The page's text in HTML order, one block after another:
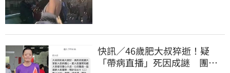
快訊／46歲肥大叔猝逝！疑
「帶病直播」死因成謎 團隊